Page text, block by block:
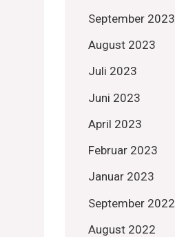
September 2023
August 2023
Juli 2023
Juni 2023
April 2023
Februar 2023
Januar 2023
September 2022
August 2022